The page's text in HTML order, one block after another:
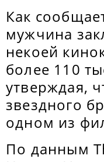
Как
мужчина
некоей
более 110
утверждая,
звездного
одном из
По данным